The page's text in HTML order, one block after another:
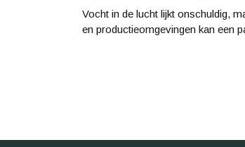
Vocht in de lucht lijkt onschuldig,
en productieomgevingen kan een